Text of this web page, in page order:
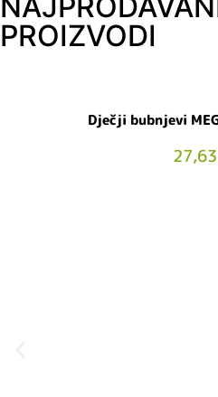
PROIZVODI
Dječji bubnjevi
27,63